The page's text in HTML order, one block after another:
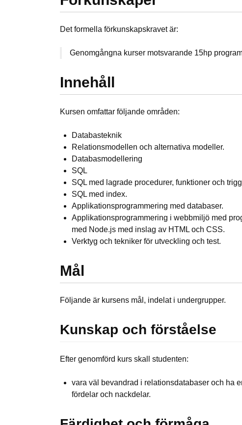
Det formella förkunskapskravet är:
Genomgångna kurser motsvarande 15hp
Innehåll
Kursen omfattar följande områden:
Databasteknik
Relationsmodellen och alternativa modeller.
Databasmodellering
SQL
SQL med lagrade procedurer, funktioner och
SQL med index.
Applikationsprogrammering med databaser.
Applikationsprogrammering i webbmiljö med
med Node.js med inslag av HTML och CSS.
Verktyg och tekniker för utveckling och test.
Mål
Följande är kursens mål, indelat i undergrupper.
Kunskap och förståelse
Efter genomförd kurs skall studenten:
vara väl bevandrad i relationsdatabaser och ha
fördelar och nackdelar.